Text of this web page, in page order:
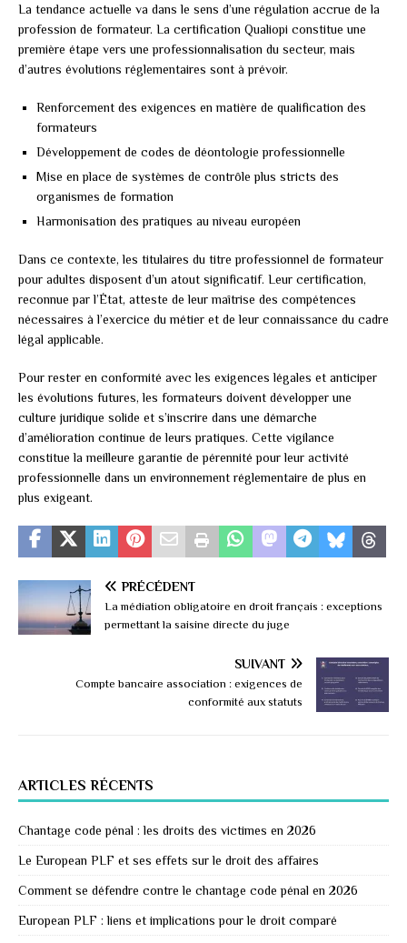
La tendance actuelle va dans le sens d’une régulation accrue de la
profession de formateur. La certification Qualiopi constitue une
première étape vers une professionnalisation du secteur, mais
d’autres évolutions réglementaires sont à prévoir.
Renforcement des exigences en matière de qualification des
formateurs
Développement de codes de déontologie professionnelle
Mise en place de systèmes de contrôle plus stricts des
organismes de formation
Harmonisation des pratiques au niveau européen
Dans ce contexte, les titulaires du titre professionnel de formateur
pour adultes disposent d’un atout significatif. Leur certification,
reconnue par l’État, atteste de leur maîtrise des compétences
nécessaires à l’exercice du métier et de leur connaissance du cadre
légal applicable.
Pour rester en conformité avec les exigences légales et anticiper
les évolutions futures, les formateurs doivent développer une
culture juridique solide et s’inscrire dans une démarche
d’amélioration continue de leurs pratiques. Cette vigilance
constitue la meilleure garantie de pérennité pour leur activité
professionnelle dans un environnement réglementaire de plus en
plus exigeant.
PRÉCÉDENT
La médiation obligatoire en droit français : exceptions
permettant la saisine directe du juge
SUIVANT
Compte bancaire association : exigences de
conformité aux statuts
ARTICLES RÉCENTS
Chantage code pénal : les droits des victimes en 2026
Le European PLF et ses effets sur le droit des affaires
Comment se défendre contre le chantage code pénal en 2026
European PLF : liens et implications pour le droit comparé